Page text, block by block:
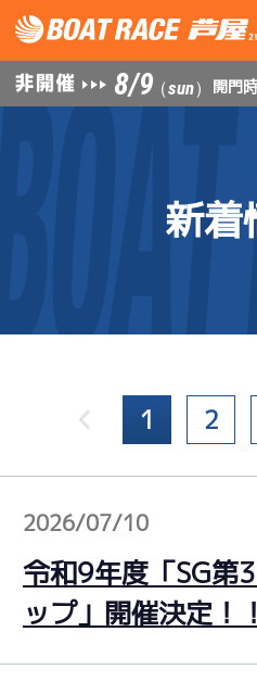
8/9（sun） 開門
新着
1 2
2026/07/10
令和9年度「SG第
ップ」開催決定！！